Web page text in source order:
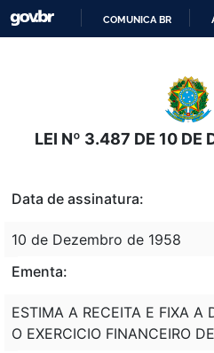
O
COMUNICA BR
LEI Nº 3.487 DE 10 DE
Data de assinatura:
10 de Dezembro de 1958
Ementa:
ESTIMA A RECEITA E FIXA A
O EXERCICIO FINANCEIRO